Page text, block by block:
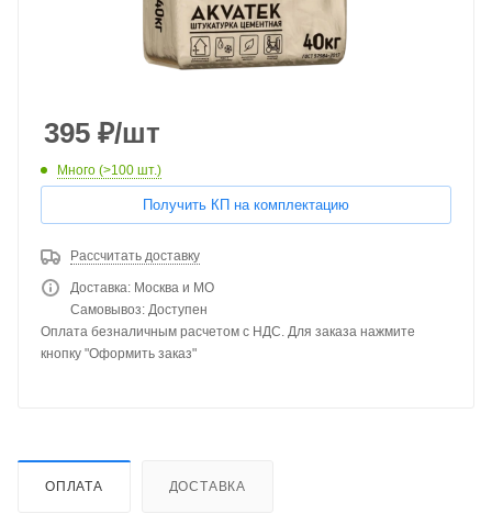
395 ₽/шт
Много (>100 шт.)
Получить КП на комплектацию
Рассчитать доставку
Доставка: Москва и МО
Самовывоз: Доступен
Оплата безналичным расчетом с НДС. Для заказа нажмите
кнопку "Оформить заказ"
ОПЛАТА ДОСТАВКА